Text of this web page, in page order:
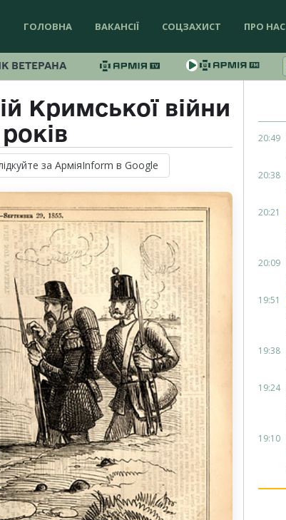
ГОЛОВНА ВАКАНСІЇ СОЦЗАХИСТ ПРО НАС
ВЕТЕРАНА
Кримської війни
за АрміяInform в Google
20:49
20:38
20:21
20:09
19:51
19:38
19:24
19:10